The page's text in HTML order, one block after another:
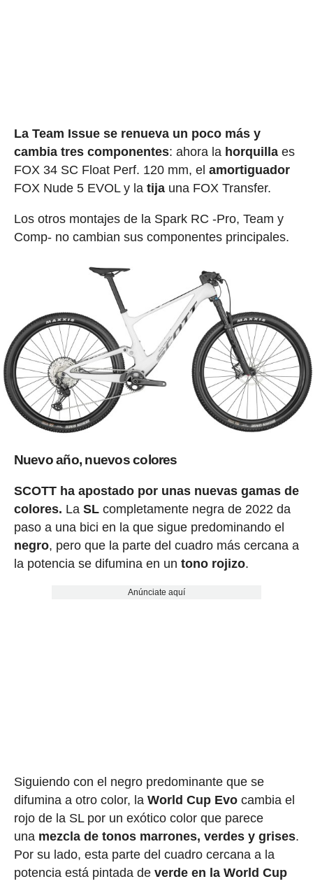
La Team Issue se renueva un poco más y
cambia tres componentes: ahora la horquillaes
FOX 34 SC Float Perf. 120 mm, el amortiguador
FOX Nude 5 EVOL y la tijauna FOX Transfer.
Los otros montajes de la Spark RC -Pro, Team y
Comp- no cambian sus componentes principales.
Nuevo año, nuevos colores
SCOTT ha apostado por unas nuevas gamas de
colores. La SLcompletamente negra de 2022 da
paso a una bici en la que sigue predominando el
negro, pero que la parte del cuadro más cercana a
la potencia se difumina en un tono rojizo.
Anúnciate aquí
Siguiendo con el negro predominante que se
difumina a otro color, la World Cup Evocambia el
rojo de la SL por un exótico color que parece
una mezcla de tonos marrones, verdes y grises.
Por su lado, esta parte del cuadro cercana a la
potencia está pintada de verde en la World Cup